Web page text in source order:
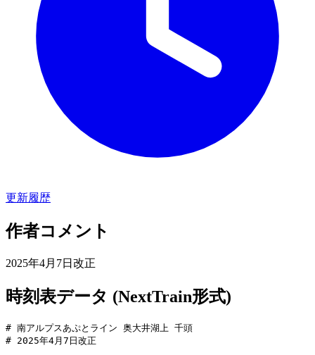
更新履歴
作者コメント
2025年4月7日改正
時刻表データ (NextTrain形式)
# 南アルプスあぷとライン 奥大井湖上 千頭
# 2025年4月7日改正